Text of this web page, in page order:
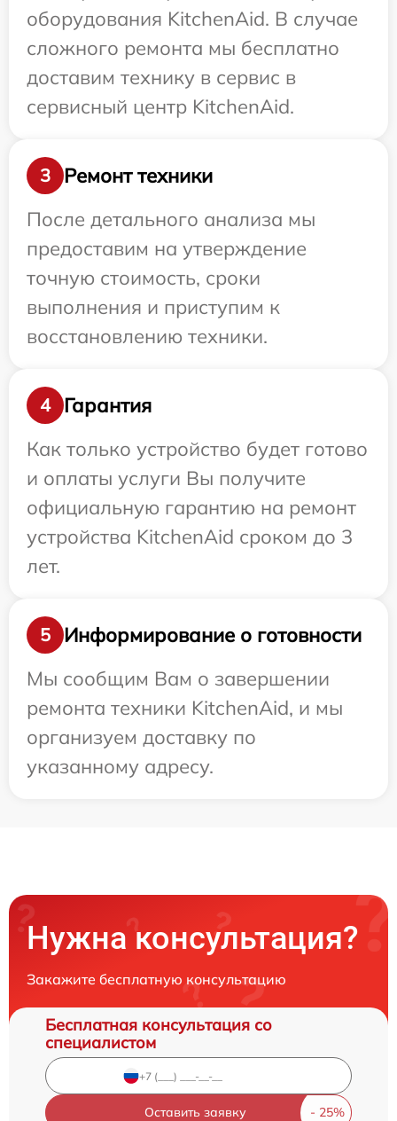
оборудования KitchenAid. В случае
сложного ремонта мы бесплатно
доставим технику в сервис в
сервисный центр KitchenAid.
3
Ремонт техники
После детального анализа мы
предоставим на утверждение
точную стоимость, сроки
выполнения и приступим к
восстановлению техники.
4
Гарантия
Как только устройство будет готово
и оплаты услуги Вы получите
официальную гарантию на ремонт
устройства KitchenAid сроком до 3
лет.
5
Информирование о готовности
Мы сообщим Вам о завершении
ремонта техники KitchenAid, и мы
организуем доставку по
указанному адресу.
Нужна консультация?
Закажите бесплатную консультацию
Бесплатная консультация со
специалистом
Оставить заявку